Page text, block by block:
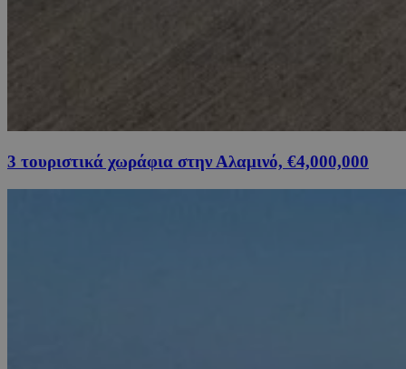
3 τουριστικά χωράφια στην Αλαμινό, €4,000,000